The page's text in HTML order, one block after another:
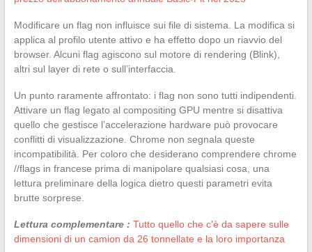
Modificare un flag non influisce sui file di sistema. La modifica si
applica al profilo utente attivo e ha effetto dopo un riavvio del
browser. Alcuni flag agiscono sul motore di rendering (Blink),
altri sul layer di rete o sull’interfaccia.
Un punto raramente affrontato: i flag non sono tutti indipendenti.
Attivare un flag legato al compositing GPU mentre si disattiva
quello che gestisce l’accelerazione hardware può provocare
conflitti di visualizzazione. Chrome non segnala queste
incompatibilità. Per coloro che desiderano comprendere chrome
//flags in francese prima di manipolare qualsiasi cosa, una
lettura preliminare della logica dietro questi parametri evita
brutte sorprese.
Lettura complementare : Tutto quello che c'è da sapere sulle
dimensioni di un camion da 26 tonnellate e la loro importanza